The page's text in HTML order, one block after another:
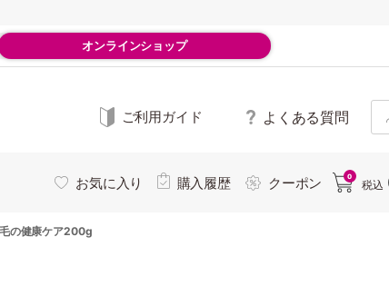
オンラインショップ
ご利用ガイド よくある質問
お気に入り 購入履歴 クーポン 0
税込
の健康ケア200g